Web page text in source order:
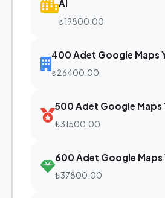
Al
₺19800.00
400 Adet Google Maps
₺26400.00
500 Adet Google Maps
₺31500.00
600 Adet Google Maps
₺37800.00